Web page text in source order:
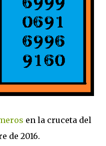
en la cruceta del
de 2016.